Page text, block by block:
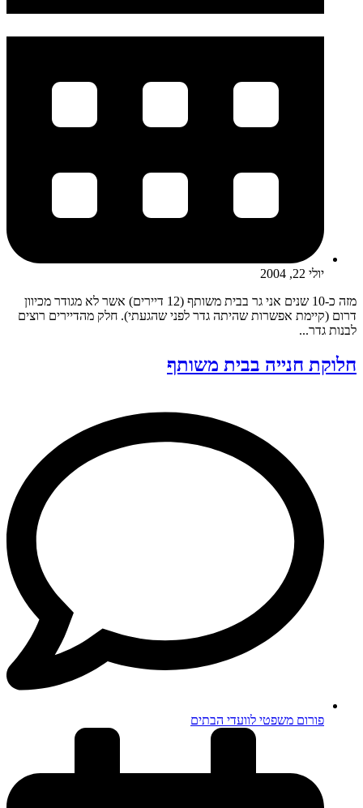
יולי 22, 2004
מזה כ-10 שנים אני גר בבית משותף (12 דיירים) אשר לא מגודר מכיוון
דרום (קיימת אפשרות שהיתה גדר לפני שהגעתי). חלק מהדיירים רוצים
לבנות גדר...
חלוקת חנייה בבית משותף
פורום משפטי לוועדי הבתים